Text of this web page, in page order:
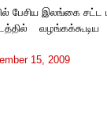
பேசிய இலங்கை
15, 2009